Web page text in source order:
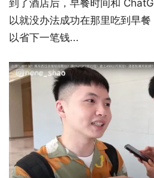
到了酒店后，早餐时间和
以就没办法成功在那里吃到早
以省下一笔钱...